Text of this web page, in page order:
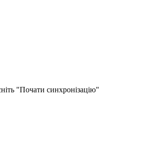
"Почати синхронізацію"